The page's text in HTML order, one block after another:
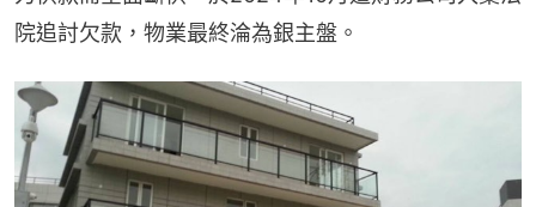
院追討欠款，物業最終淪為銀主盤。